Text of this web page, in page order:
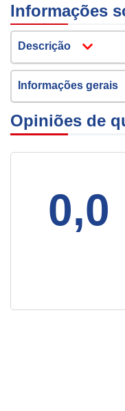
Informações
Descrição
Informações gerais
Opiniões de
0,0